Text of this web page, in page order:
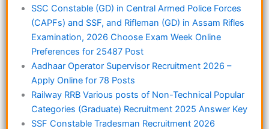
SSC Constable (GD) in Central Armed Police Forces
(CAPFs) and SSF, and Rifleman (GD) in Assam Rifles
Examination, 2026 Choose Exam Week Online
Preferences for 25487 Post
Aadhaar Operator Supervisor Recruitment 2026 –
Apply Online for 78 Posts
Railway RRB Various posts of Non-Technical Popular
Categories (Graduate) Recruitment 2025 Answer Key
SSF Constable Tradesman Recruitment 2026